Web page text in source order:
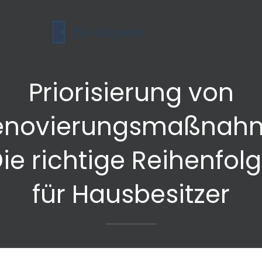
Priorisierung von
richtige
für Hausbesitzer